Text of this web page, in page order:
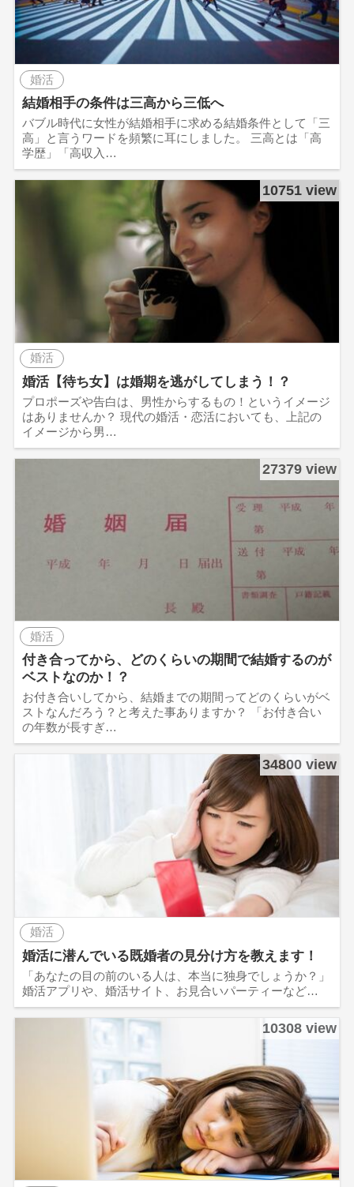
婚活
結婚相手の条件は三高から三低へ
バブル時代に女性が結婚相手に求める結婚条件として「三
高」と言うワードを頻繁に耳にしました。 三高とは「高
学歴」「高収入…
10751 view
婚活
婚活【待ち女】は婚期を逃がしてしまう！？
プロポーズや告白は、男性からするもの！というイメージ
はありませんか？ 現代の婚活・恋活においても、上記の
イメージから男…
27379 view
婚活
付き合ってから、どのくらいの期間で結婚するのが
ベストなのか！？
お付き合いしてから、結婚までの期間ってどのくらいがベ
ストなんだろう？と考えた事ありますか？ 「お付き合い
の年数が長すぎ…
34800 view
婚活
婚活に潜んでいる既婚者の見分け方を教えます！
「あなたの目の前のいる人は、本当に独身でしょうか？」
婚活アプリや、婚活サイト、お見合いパーティーなど…
10308 view